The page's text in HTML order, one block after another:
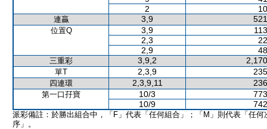
2
連贏 3,9
位置Q 3,9
2,3
2,9
三重彩 3,9,2
單T 2,3,9
四連環 2,3,9,11
第一口孖寶 10/3
10/9
派彩備註：於勝出組合中，「F」代表「任何組合」；「M」則代表「任何
序」。